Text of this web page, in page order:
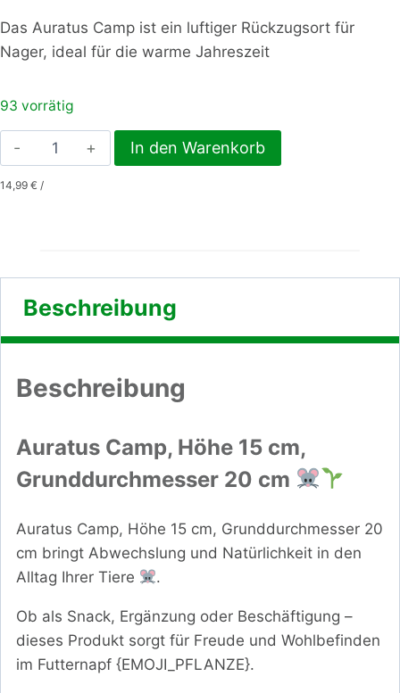
Das Auratus Camp ist ein luftiger Rückzugsort für
Nager, ideal für die warme Jahreszeit
93 vorrätig
Auratus
Camp,
Höhe
cm
Menge
In den Warenkorb
14,99 € /
Beschreibung
Beschreibung
Auratus Camp, Höhe 15 cm,
Grunddurchmesser 20 cm
Auratus Camp, Höhe 15 cm, Grunddurchmesser 20
cm bringt Abwechslung und Natürlichkeit in den
Alltag Ihrer Tiere
.
Ob als Snack, Ergänzung oder Beschäftigung –
dieses Produkt sorgt für Freude und Wohlbefinden
im Futternapf {EMOJI_PFLANZE}.